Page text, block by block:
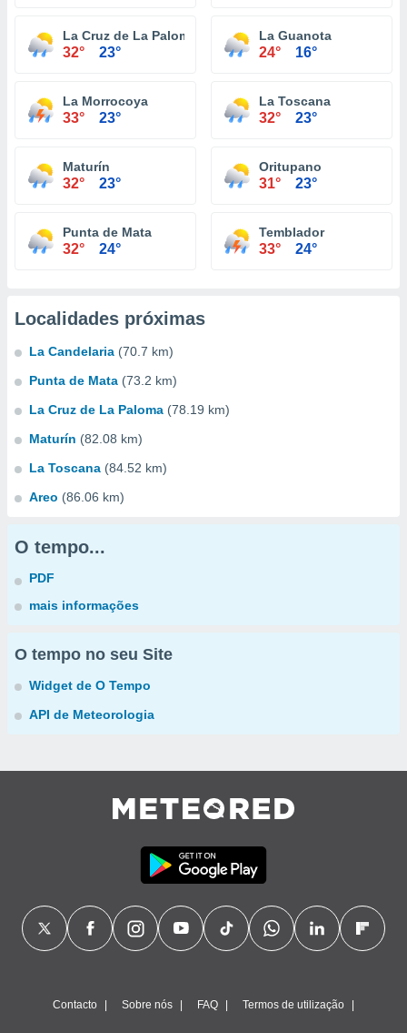
La Cruz de La Paloma
32° 23°
La Guanota
24° 16°
La Morrocoya
33° 23°
La Toscana
32° 23°
Maturín
32° 23°
Oritupano
31° 23°
Punta de Mata
32° 24°
Temblador
33° 24°
Localidades próximas
La Candelaria (70.7 km)
Punta de Mata (73.2 km)
La Cruz de La Paloma (78.19 km)
Maturín (82.08 km)
La Toscana (84.52 km)
Areo (86.06 km)
O tempo...
PDF
mais informações
O tempo no seu Site
Widget de O Tempo
API de Meteorologia
Contacto Sobre nós FAQ Termos de utilização